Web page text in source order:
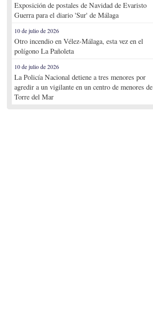
Exposición de postales de Navidad de Evaristo
Guerra para el diario 'Sur' de Málaga
10 de julio de 2026
Otro incendio en Vélez-Málaga, esta vez en el
polígono La Pañoleta
10 de julio de 2026
La Policía Nacional detiene a tres menores por
agredir a un vigilante en un centro de menores de
Torre del Mar